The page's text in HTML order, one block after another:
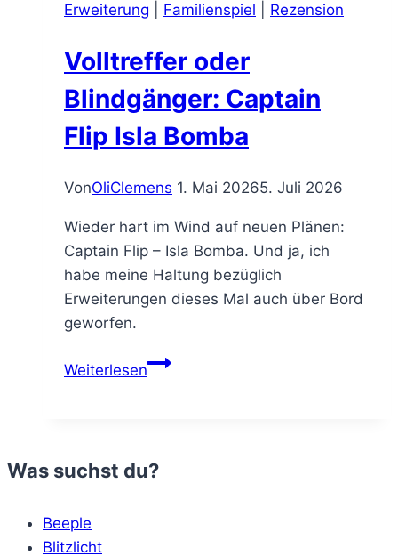
Erweiterung Familienspiel Rezension
Volltreffer oder
Blindgänger: Captain
Flip Isla Bomba
VonOliClemens 1. Mai 20265. Juli 2026
Wieder hart im Wind auf neuen Plänen:
Captain Flip – Isla Bomba. Und ja, ich
habe meine Haltung bezüglich
Erweiterungen dieses Mal auch über Bord
geworfen.
WeiterlesenVolltreffer
Isla
Was suchst du?
Beeple
Blitzlicht